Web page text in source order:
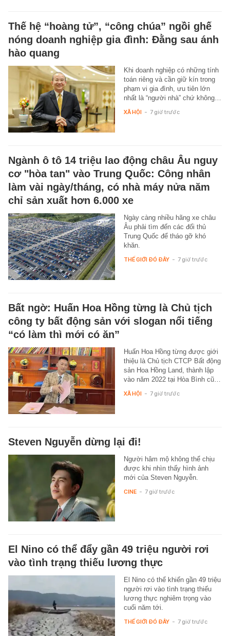
Thế hệ “hoàng tử”, “công chúa” ngồi ghế
nóng doanh nghiệp gia đình: Đằng sau ánh
hào quang
Khi doanh nghiệp có những tính
toán riêng và cần giữ kín trong
phạm vi gia đình, ưu tiên lớn
nhất là “người nhà” chứ không…
XÃ HỘI - 7 giờ trước
Ngành ô tô 14 triệu lao động châu Âu nguy
cơ "hòa tan" vào Trung Quốc: Công nhân
làm vài ngày/tháng, có nhà máy nửa năm
chỉ sản xuất hơn 6.000 xe
Ngày càng nhiều hãng xe châu
Âu phải tìm đến các đối thủ
Trung Quốc để tháo gỡ khó
khăn.
THẾ GIỚI ĐÓ ĐÂY - 7 giờ trước
Bất ngờ: Huấn Hoa Hồng từng là Chủ tịch
công ty bất động sản với slogan nổi tiếng
“có làm thì mới có ăn”
Huấn Hoa Hồng từng được giới
thiệu là Chủ tịch CTCP Bất động
sản Hoa Hồng Land, thành lập
vào năm 2022 tại Hòa Bình cũ…
XÃ HỘI - 7 giờ trước
Steven Nguyễn dừng lại đi!
Người hâm mộ không thể chịu
được khi nhìn thấy hình ảnh
mới của Steven Nguyễn.
CINE - 7 giờ trước
El Nino có thể đẩy gần 49 triệu người rơi
vào tình trạng thiếu lương thực
El Nino có thể khiến gần 49 triệu
người rơi vào tình trạng thiếu
lương thực nghiêm trọng vào
cuối năm tới.
THẾ GIỚI ĐÓ ĐÂY - 7 giờ trước